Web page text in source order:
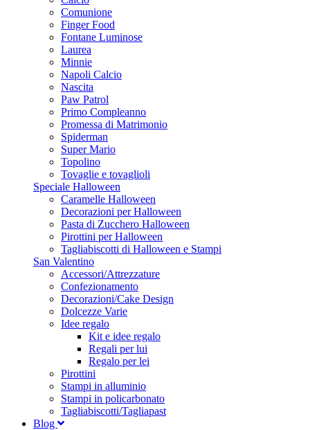
Comunione
Finger Food
Fontane Luminose
Laurea
Minnie
Napoli Calcio
Nascita
Paw Patrol
Primo Compleanno
Promessa di Matrimonio
Spiderman
Super Mario
Topolino
Tovaglie e tovaglioli
Speciale Halloween
Caramelle Halloween
Decorazioni per Halloween
Pasta di Zucchero Halloween
Pirottini per Halloween
Tagliabiscotti di Halloween e Stampi
San Valentino
Accessori/Attrezzature
Confezionamento
Decorazioni/Cake Design
Dolcezze Varie
Idee regalo
Kit e idee regalo
Regali per lui
Regalo per lei
Pirottini
Stampi in alluminio
Stampi in policarbonato
Tagliabiscotti/Tagliapast
Blog